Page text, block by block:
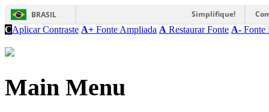
BRASIL Simplifique!
CAplicar Contraste A+ Fonte Ampliada A Restaurar Fonte A- Fonte
Main Menu